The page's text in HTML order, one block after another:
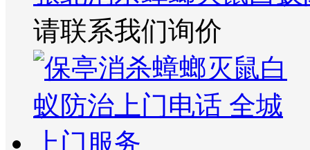
请联系我们询价